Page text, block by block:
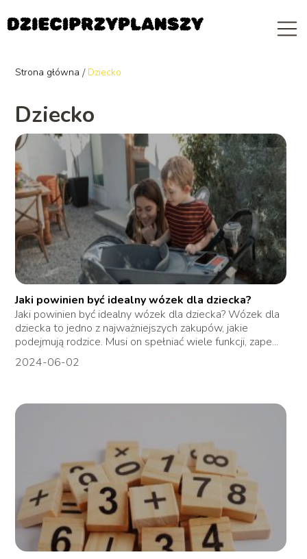
Strona główna / Dziecko
Dziecko
Jaki powinien być idealny wózek dla dziecka?
Jaki powinien być idealny wózek dla dziecka? Wózek dla
dziecka to jedno z najważniejszych zakupów, jakie
podejmują rodzice. Musi on spełniać wiele funkcji, zape...
2024-06-02